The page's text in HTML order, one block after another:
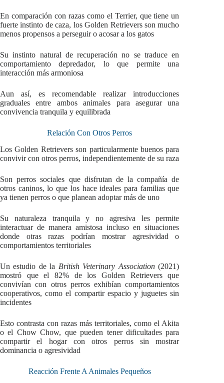
En comparación con razas como el Terrier, que tiene un
fuerte instinto de caza, los Golden Retrievers son mucho
menos propensos a perseguir o acosar a los gatos
Su instinto natural de recuperación no se traduce en
comportamiento depredador, lo que permite una
interacción más armoniosa
Aun así, es recomendable realizar introducciones
graduales entre ambos animales para asegurar una
convivencia tranquila y equilibrada
Relación Con Otros Perros
Los Golden Retrievers son particularmente buenos para
convivir con otros perros, independientemente de su raza
Son perros sociales que disfrutan de la compañía de
otros caninos, lo que los hace ideales para familias que
ya tienen perros o que planean adoptar más de uno
Su naturaleza tranquila y no agresiva les permite
interactuar de manera amistosa incluso en situaciones
donde otras razas podrían mostrar agresividad o
comportamientos territoriales
Un estudio de la British Veterinary Association(2021)
mostró que el 82% de los Golden Retrievers que
convivían con otros perros exhibían comportamientos
cooperativos, como el compartir espacio y juguetes sin
incidentes
Esto contrasta con razas más territoriales, como el Akita
o el Chow Chow, que pueden tener dificultades para
compartir el hogar con otros perros sin mostrar
dominancia o agresividad
Reacción Frente A Animales Pequeños